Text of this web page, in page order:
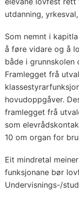
utdanning,
Som nemnt i
å føre vidare og å
både i grunnskolen
Framlegget frå
hovudoppgåver.
framlegget frå
som
10 om organ for
Eit mindretal
funksjonane bør
Undervisnings-/